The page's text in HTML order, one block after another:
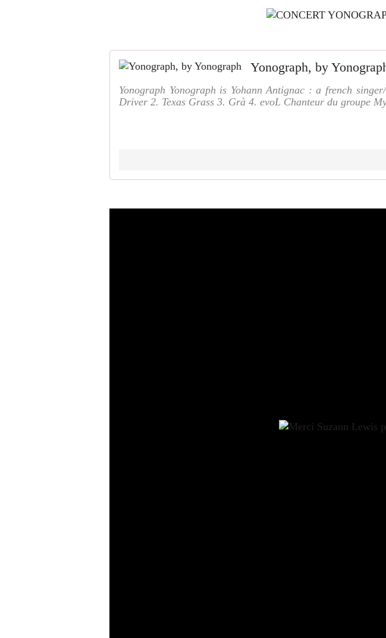
Yonograph, by
Yonograph Yonograph is Yohann Antignac : a french
Driver 2. Texas Grass 3. Grà 4. evoL Chanteur du groupe